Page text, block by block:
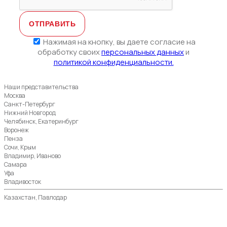
Нажимая на кнопку, вы даете согласие на
обработку своихперсональных данныхи
политикой конфиденциальности.
Наши представительства
Москва
Санкт-Петербург
Нижний Новгород
Челябинск, Екатеринбург
Воронеж
Пенза
Сочи, Крым
Владимир, Иваново
Самара
Уфа
Владивосток
Казахстан, Павлодар